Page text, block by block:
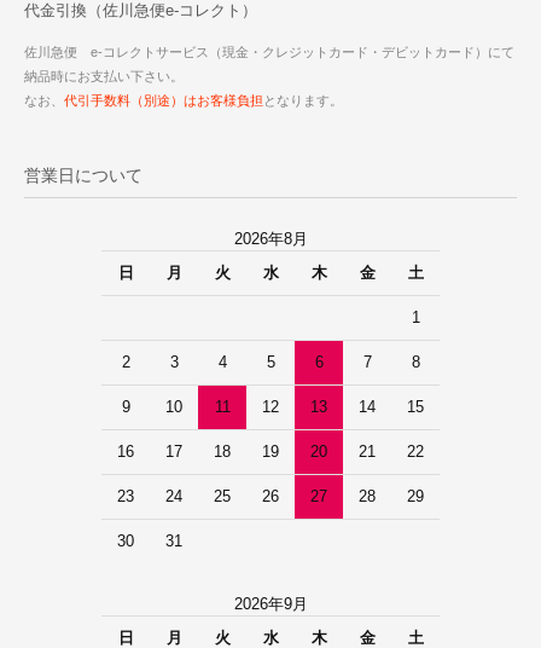
代金引換（佐川急便e-コレクト）
佐川急便 e-コレクトサービス（現金・クレジットカード・デビットカード）にて
納品時にお支払い下さい。
なお、 代引手数料（別途）はお客様負担 となります。
営業日について
2026年8月
日
月 火 水 木 金 土
1
2 3 4 5 6 7 8
9 10 11 12 13 14 15
16 17 18 19 20 21 22
23 24 25 26 27 28 29
30 31
2026年9月
日
月 火 水 木 金 土